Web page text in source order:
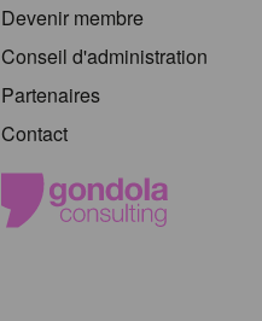
Devenir membre
Conseil d'administration
Partenaires
Contact